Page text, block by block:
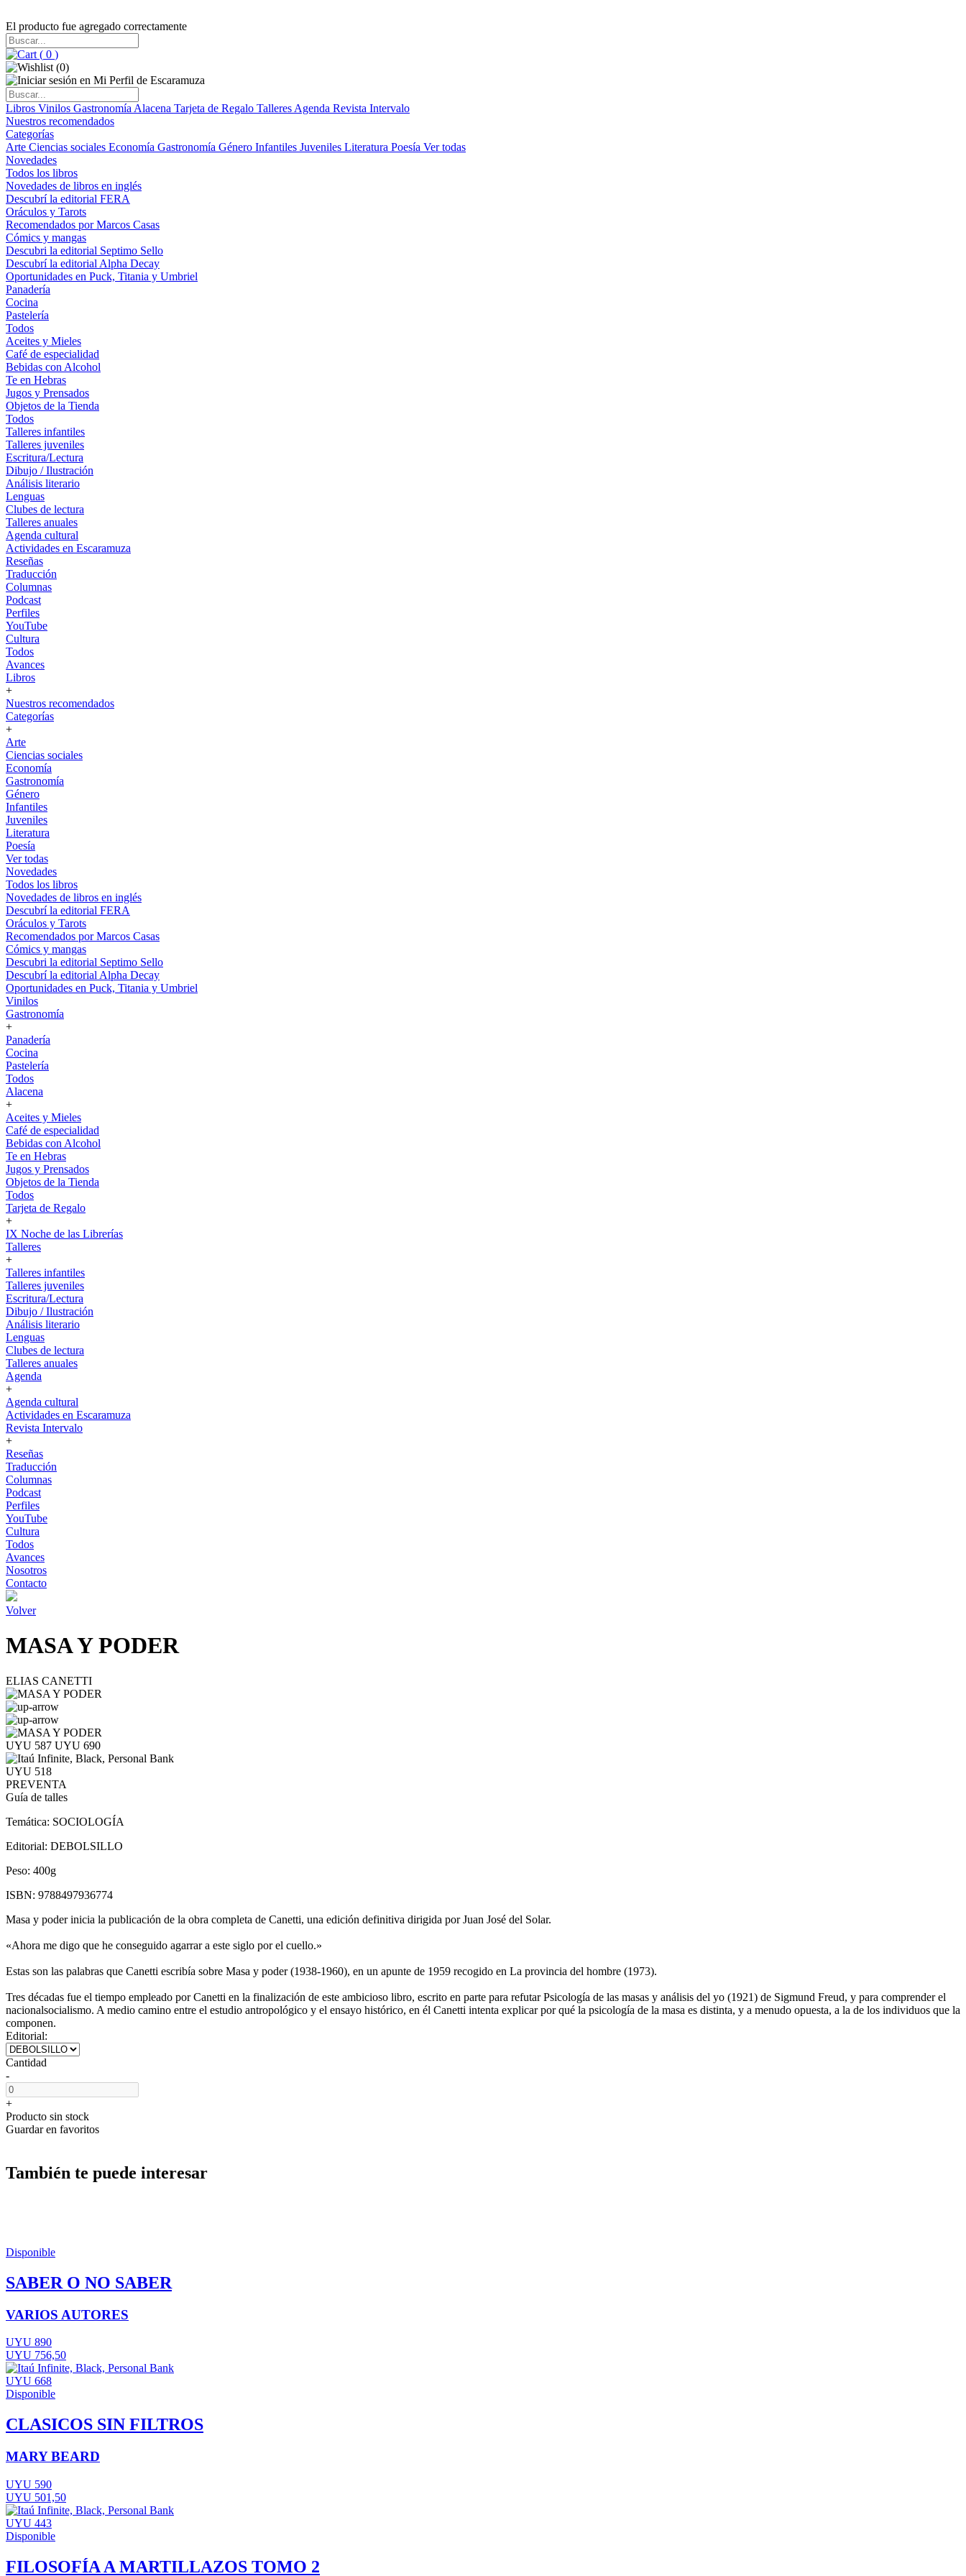
El producto fue agregado correctamente
( 0 )
(0)
Libros Vinilos Gastronomía Alacena Tarjeta de Regalo Talleres Agenda Revista Intervalo
Nuestros recomendados
Categorías
Arte Ciencias sociales Economía Gastronomía Género Infantiles Juveniles Literatura Poesía Ver todas
Novedades
Todos los libros
Novedades de libros en inglés
Descubrí la editorial FERA
Oráculos y Tarots
Recomendados por Marcos Casas
Cómics y mangas
Descubri la editorial Septimo Sello
Descubrí la editorial Alpha Decay
Oportunidades en Puck, Titania y Umbriel
Panadería
Cocina
Pastelería
Todos
Aceites y Mieles
Café de especialidad
Bebidas con Alcohol
Te en Hebras
Jugos y Prensados
Objetos de la Tienda
Todos
Talleres infantiles
Talleres juveniles
Escritura/Lectura
Dibujo / Ilustración
Análisis literario
Lenguas
Clubes de lectura
Talleres anuales
Agenda cultural
Actividades en Escaramuza
Reseñas
Traducción
Columnas
Podcast
Perfiles
YouTube
Cultura
Todos
Avances
Libros
+
Nuestros recomendados
Categorías
+
Arte
Ciencias sociales
Economía
Gastronomía
Género
Infantiles
Juveniles
Literatura
Poesía
Ver todas
Novedades
Todos los libros
Novedades de libros en inglés
Descubrí la editorial FERA
Oráculos y Tarots
Recomendados por Marcos Casas
Cómics y mangas
Descubri la editorial Septimo Sello
Descubrí la editorial Alpha Decay
Oportunidades en Puck, Titania y Umbriel
Vinilos
Gastronomía
+
Panadería
Cocina
Pastelería
Todos
Alacena
+
Aceites y Mieles
Café de especialidad
Bebidas con Alcohol
Te en Hebras
Jugos y Prensados
Objetos de la Tienda
Todos
Tarjeta de Regalo
+
IX Noche de las Librerías
Talleres
+
Talleres infantiles
Talleres juveniles
Escritura/Lectura
Dibujo / Ilustración
Análisis literario
Lenguas
Clubes de lectura
Talleres anuales
Agenda
+
Agenda cultural
Actividades en Escaramuza
Revista Intervalo
+
Reseñas
Traducción
Columnas
Podcast
Perfiles
YouTube
Cultura
Todos
Avances
Nosotros
Contacto
Volver
MASA Y PODER
ELIAS CANETTI
UYU 587 UYU 690
UYU 518
PREVENTA
Guía de talles
Temática: SOCIOLOGÍA
Editorial: DEBOLSILLO
Peso: 400g
ISBN: 9788497936774
Masa y poder inicia la publicación de la obra completa de Canetti, una edición definitiva dirigida por Juan José del Solar.
«Ahora me digo que he conseguido agarrar a este siglo por el cuello.»
Estas son las palabras que Canetti escribía sobre Masa y poder (1938-1960), en un apunte de 1959 recogido en La provincia del hombre (1973).
Tres décadas fue el tiempo empleado por Canetti en la finalización de este ambicioso libro, escrito en parte para refutar Psicología de las masas y análisis del yo (1921) de Sigmund Freud, y para comprender el
nacionalsocialismo. A medio camino entre el estudio antropológico y el ensayo histórico, en él Canetti intenta explicar por qué la psicología de la masa es distinta, y a menudo opuesta, a la de los individuos que la
componen.
Editorial:
Cantidad
-
+
Producto sin stock
Guardar en favoritos
También te puede interesar
Disponible
SABER O NO SABER
VARIOS AUTORES
UYU 890
UYU 756,50
UYU 668
Disponible
CLASICOS SIN FILTROS
MARY BEARD
UYU 590
UYU 501,50
UYU 443
Disponible
FILOSOFÍA A MARTILLAZOS TOMO 2